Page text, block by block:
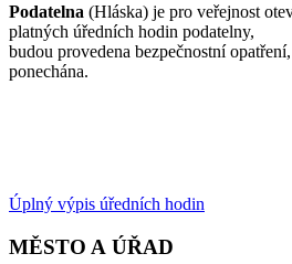
Podatelna (Hláska) je pro veřejnost
platných úředních hodin podatelny,
budou provedena bezpečnostní
ponechána.
Úplný výpis úředních hodin
MĚSTO A ÚŘAD